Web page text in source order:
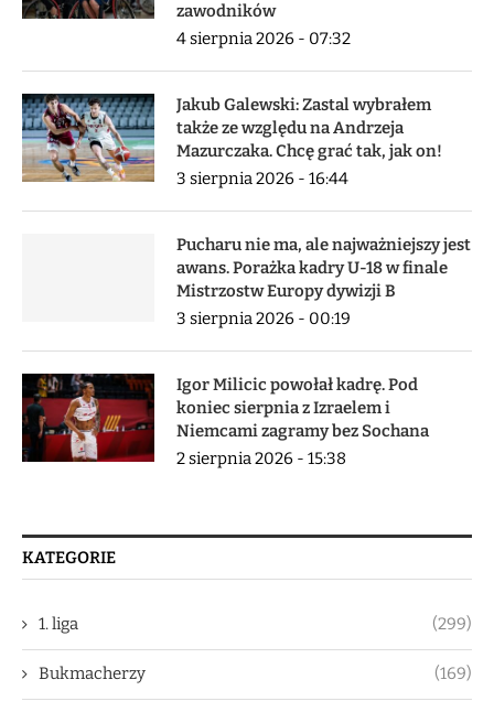
zawodników
4 sierpnia 2026 - 07:32
Jakub Galewski: Zastal wybrałem
także ze względu na Andrzeja
Mazurczaka. Chcę grać tak, jak on!
3 sierpnia 2026 - 16:44
Pucharu nie ma, ale najważniejszy jest
awans. Porażka kadry U-18 w finale
Mistrzostw Europy dywizji B
3 sierpnia 2026 - 00:19
Igor Milicic powołał kadrę. Pod
koniec sierpnia z Izraelem i
Niemcami zagramy bez Sochana
2 sierpnia 2026 - 15:38
KATEGORIE
1. liga (299)
Bukmacherzy (169)